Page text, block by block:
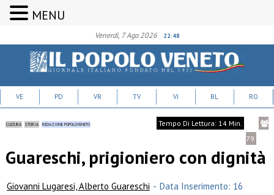
Venerdì, 7 Ago 2026 22:48
VE PD VR TV VI BL RO
CULTURA STORIA REDAZIONE POPOLOVENETO
Tempo Di Lettura: 14 Min.
79
Guareschi, prigioniero con dignità
Giovanni Lugaresi, Alberto Guareschi - Data Inserimento: 16
MENU